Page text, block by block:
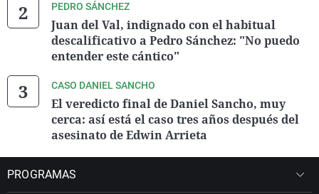
PEDRO SÁNCHEZ
Juan del Val, indignado con el habitual
descalificativo a Pedro Sánchez: "No puedo
entender este cántico"
CASO DANIEL SANCHO
El veredicto final de Daniel Sancho, muy
cerca: así está el caso tres años después del
asesinato de Edwin Arrieta
PROGRAMAS